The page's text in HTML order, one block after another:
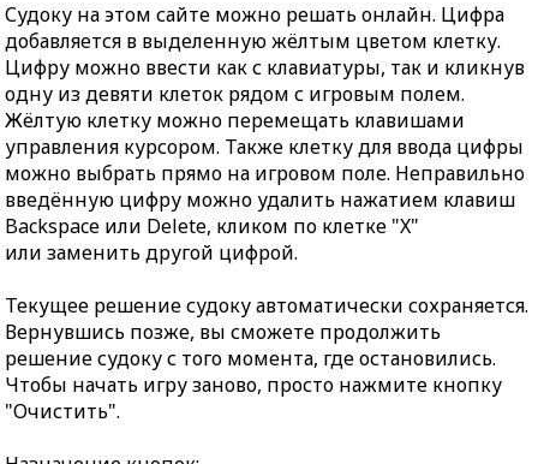
Судоку на этом сайте можно решать онлайн. Цифра
добавляется в выделенную жёлтым цветом клетку.
Цифру можно ввести как с клавиатуры, так и кликнув
одну из девяти клеток рядом с игровым полем.
Жёлтую клетку можно перемещать клавишами
управления курсором. Также клетку для ввода цифры
можно выбрать прямо на игровом поле. Неправильно
введённую цифру можно удалить нажатием клавиш
Backspace или Delete, кликом по клетке "X"
или заменить другой цифрой.
Текущее решение судоку автоматически сохраняется.
Вернувшись позже, вы сможете продолжить
решение судоку с того момента, где остановились.
Чтобы начать игру заново, просто нажмите кнопку
"Очистить".